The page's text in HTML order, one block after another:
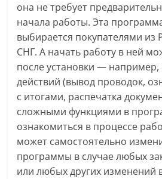
она не требует
начала работы. Эта
выбирается покупателями из
СНГ. А начать работу в ней
после установки — например,
действий (вывод проводок,
с итогами, распечатка
сложными функциями в
ознакомиться в процессе
может самостоятельно
программы в случае любых
или любых других изменений